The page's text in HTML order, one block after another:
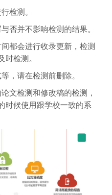
检测。
否并不影响检测的结果。
都会进行收录更新，检测
时检测。
，请在检测前删除。
文检测和修改稿的检测，
时候使用跟学校一致的系